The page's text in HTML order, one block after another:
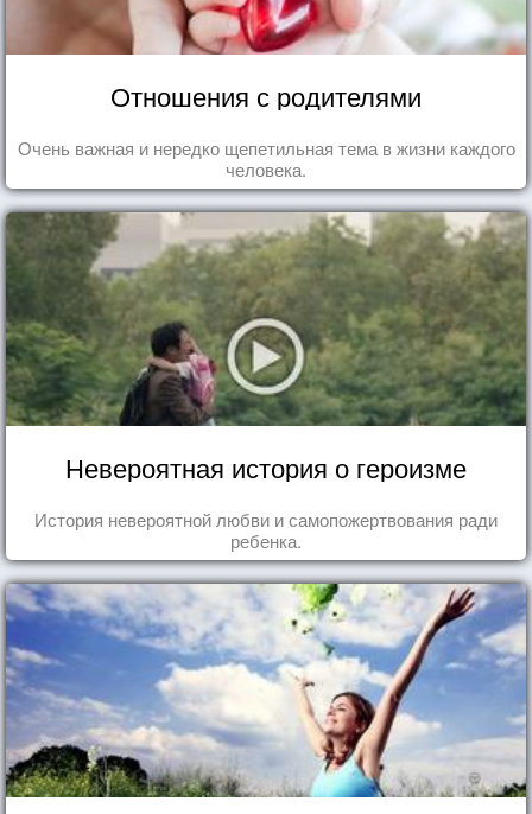
Отношения с родителями
Очень важная и нередко щепетильная тема в жизни каждого
человека.
Невероятная история о героизме
История невероятной любви и самопожертвования ради
ребенка.